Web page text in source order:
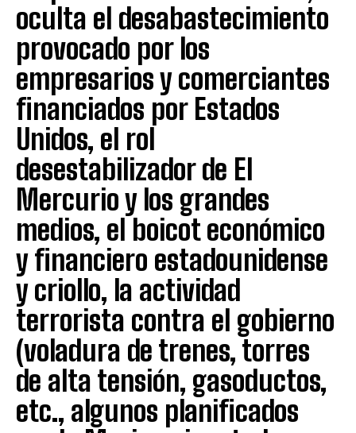
oculta el desabastecimiento
provocado por los
empresarios y comerciantes
financiados por Estados
Unidos, el rol
desestabilizador de El
Mercurio y los grandes
medios, el boicot económico
y financiero estadounidense
y criollo, la actividad
terrorista contra el gobierno
(voladura de trenes, torres
de alta tensión, gasoductos,
etc., algunos planificados